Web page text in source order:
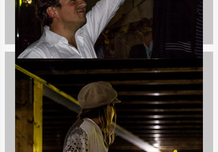
Culinaire uitjes
1237 uitjes